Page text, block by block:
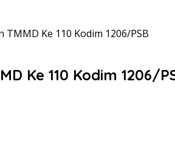
Ke 110 Kodim 1206/PSB
Ke 110 Kodim 1206/